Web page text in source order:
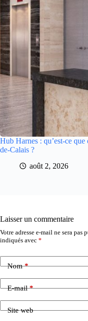
Hub Harnes : qu’est-ce que
de-Calais ?
août 2, 2026
Laisser un commentaire
Votre adresse e-mail ne sera pas
indiqués avec *
Nom*
E-mail*
Site web